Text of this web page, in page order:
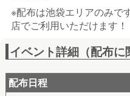
※配布は池袋エリアのみで
店でご利用いただけます！
イベント詳細（配布に
配布日程